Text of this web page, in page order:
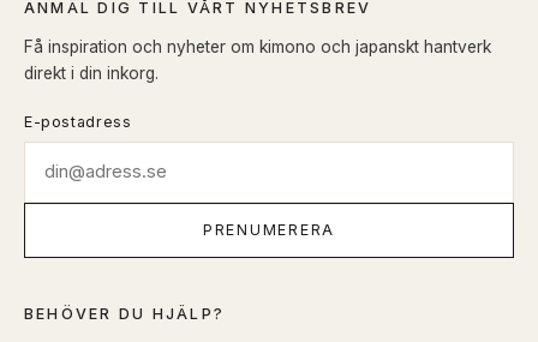
ANMÄL DIG TILL VÅRT NYHETSBREV
Få inspiration och nyheter om kimono och japanskt hantverk
direkt i din inkorg.
E-postadress
PRENUMERERA
BEHÖVER DU HJÄLP?